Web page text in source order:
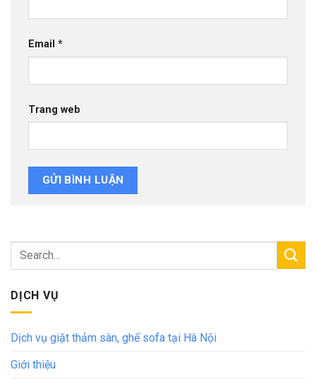
Email *
Trang web
DỊCH VỤ
Dịch vụ giặt thảm sàn, ghế sofa tại Hà Nội
Giới thiệu